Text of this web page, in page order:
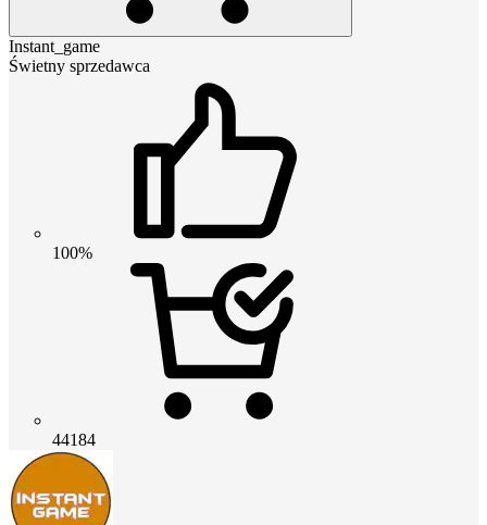
Instant_game
Świetny sprzedawca
100%
44184